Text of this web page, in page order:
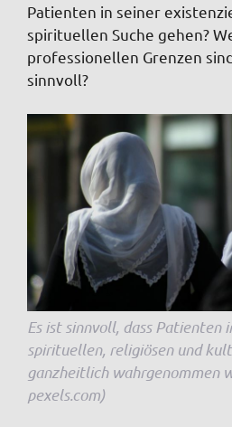
Patienten in seiner
spirituellen Suche gehen?
professionellen Grenzen
sinnvoll?
Es ist sinnvoll, dass Patienten
spirituellen, religiösen und
ganzheitlich wahrgenommen
pexels.com)